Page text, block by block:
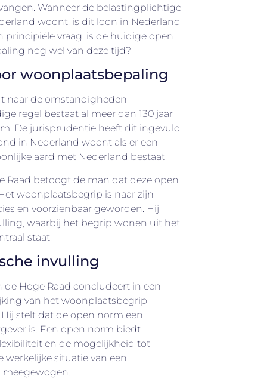
Wanneer de belastingplichtige
woont, is dit loon in Nederland
principiële vraag: is de huidige open
nog wel van deze tijd?
woonplaatsbepaling
naar de omstandigheden
regel bestaat al meer dan 130 jaar
De jurisprudentie heeft dit ingevuld
in Nederland woont als er een
aard met Nederland bestaat.
Raad betoogt de man dat deze open
woonplaatsbegrip is naar zijn
en voorzienbaar geworden. Hij
waarbij het begrip wonen uit het
staat.
invulling
de Hoge Raad concludeert in een
van het woonplaatsbegrip
stelt dat de open norm een
is. Een open norm biedt
en de mogelijkheid tot
werkelijke situatie van een